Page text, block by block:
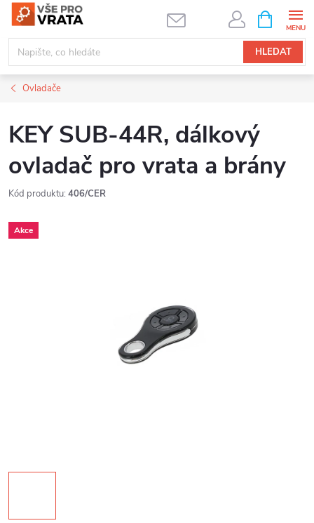
Přejít
obsah
HLEDAT
NÁKUPNÍ
KOŠÍK
Ovladače
KEY SUB-44R, dálkový
ovladač pro vrata a brány
Kód produktu: 406/CER
Akce